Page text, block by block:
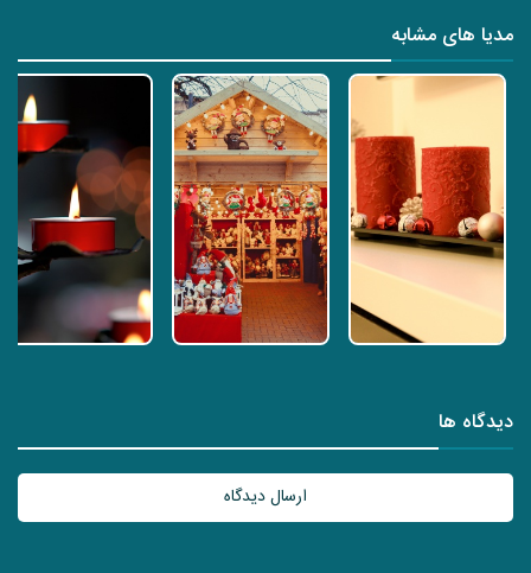
مدیا های مشابه
دیدگاه ها
ارسال دیدگاه